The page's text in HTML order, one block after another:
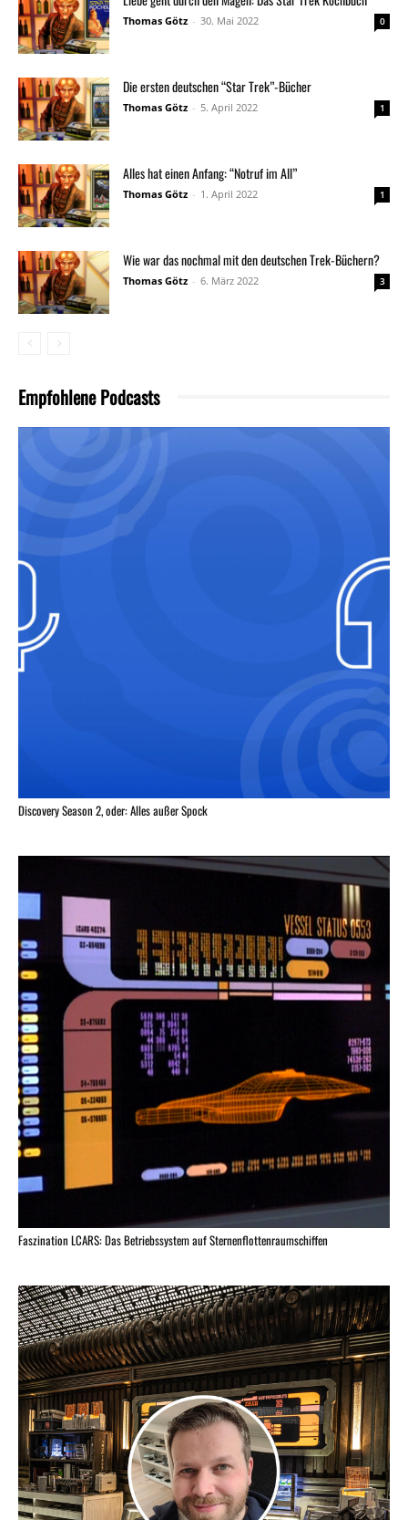
Thomas Götz - 30. Mai 2022 0
Die ersten deutschen “Star Trek”-Bücher
Thomas Götz - 5. April 2022 1
Alles hat einen Anfang: “Notruf im All”
Thomas Götz - 1. April 2022 1
Wie war das nochmal mit den deutschen Trek-Büchern?
Thomas Götz - 6. März 2022 3
Empfohlene Podcasts
Discovery Season 2, oder: Alles außer Spock
Faszination LCARS: Das Betriebssystem auf Sternenflottenraumschiffen